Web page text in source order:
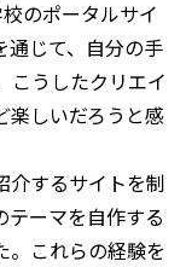
のポータルサイ
通じて、自分の手
こうしたクリエイ
楽しいだろうと感
介するサイトを制
ーマを自作する
。これらの経験を